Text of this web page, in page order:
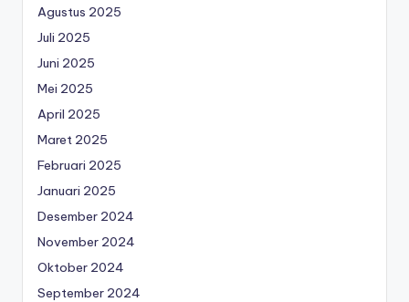
Agustus 2025
Juli 2025
Juni 2025
Mei 2025
April 2025
Maret 2025
Februari 2025
Januari 2025
Desember 2024
November 2024
Oktober 2024
September 2024